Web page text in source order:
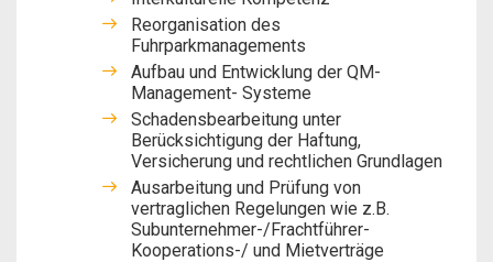
Reorganisation des
Fuhrparkmanagements
Aufbau und Entwicklung der QM-
Management- Systeme
Schadensbearbeitung unter
Berücksichtigung der Haftung,
Versicherung und rechtlichen Grundlagen
Ausarbeitung und Prüfung von
vertraglichen Regelungen wie z.B.
Subunternehmer-/Frachtführer-
Kooperations-/ und Mietverträge